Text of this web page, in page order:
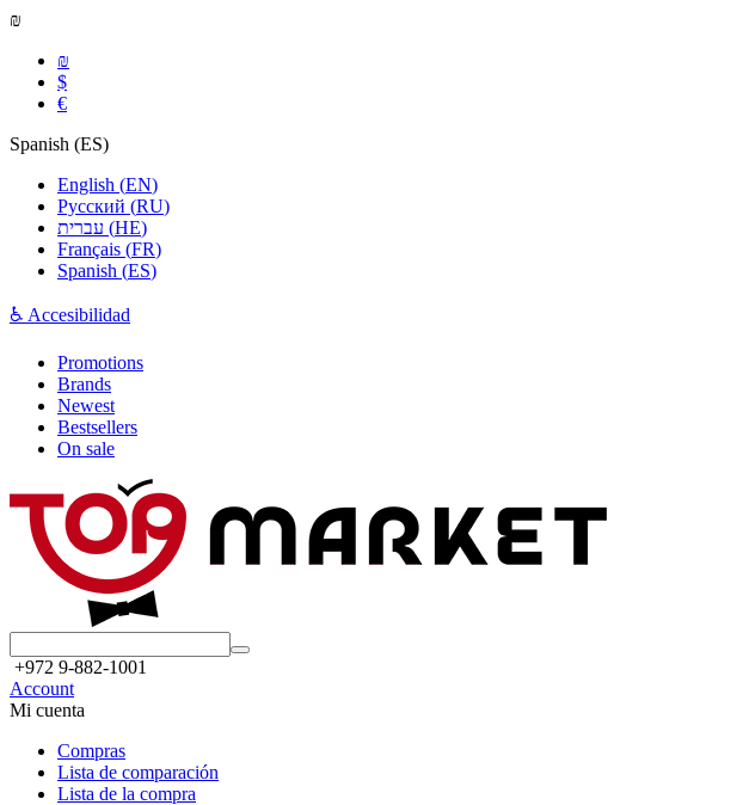
₪
₪
$
€
Spanish (ES)
English (EN)
Русский (RU)
(HE)
Français (FR)
Spanish (ES)
♿ Accesibilidad
Promotions
Brands
Newest
Bestsellers
On sale
+972 9-882-1001
Account
Mi cuenta
Compras
Lista de comparación
Lista de la compra